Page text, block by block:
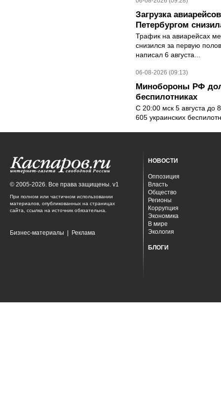
Загрузка
Петербургом
Трафик на авиарейсах
снизился за первую
написал 6 августа...
06-08-2026 (09:13)
Минобороны РФ
беспилотниках
С 20:00 мск 5 августа до
605 украинских
© 2005-2026. Все права защищены. v1
При полном или частичном использовании
материалов, опубликованных на страницах
сайта, ссылка на источник обязательна.
Бизнес-материалы Реклама
НОВОСТИ
Оппозиция
Власть
Общество
Регионы
Коррупция
Экономика
В мире
Экология
БЛОГИ